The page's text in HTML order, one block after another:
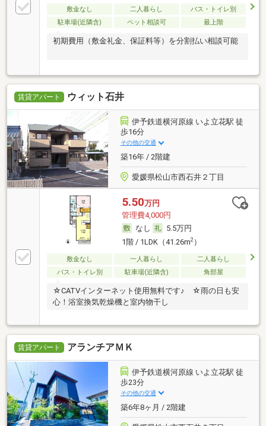
敷金なし 二人暮らし
バス・トイレ別
駐車場(近隣含)
ペット相談可 最上階
初期費用（敷金礼金、保証料等）を分割払い相談可能
賃貸アパート ウィット石井
伊予鉄道横河原線 いよ立花駅 徒
歩16分
その他の交通
築16年 / 2階建
愛媛県松山市西石井２丁目
5.50万円
管理費4,000円
なし
5.5万円
1階 / 1LDK（41.26m2）
敷金なし 一人暮らし
二人暮らし
バス・トイレ別
駐車場(近隣含) 角部屋
☆CATVインターネット使用無料です♪ ☆雨の日も安
心！浴室換気乾燥機と室内物干し
賃貸アパート アランチアＭＫ
伊予鉄道横河原線 いよ立花駅 徒
歩23分
その他の交通
築6年8ヶ月 / 2階建